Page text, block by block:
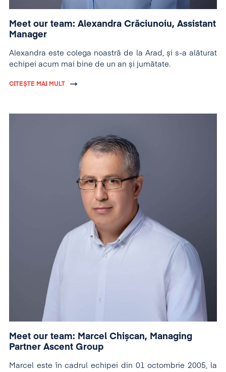
Meet our team: Alexandra Crăciunoiu, Assistant
Manager
Alexandra este colega noastră de la Arad, și s-a alăturat
echipei acum mai bine de un an și jumătate.
CITEȘTE MAI MULT
Meet our team: Marcel Chișcan, Managing
Partner Ascent Group
Marcel este în cadrul echipei din 01 octombrie 2005, la